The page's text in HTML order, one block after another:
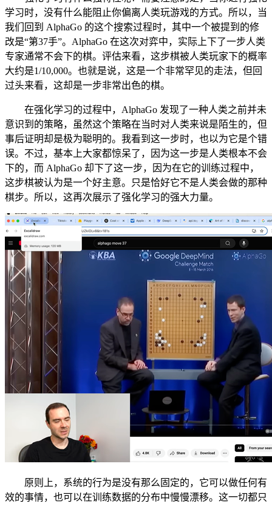
学习时，没有什么能阻止你偏离人类玩游戏的方式。所以，当
我们回到 AlphaGo 的这个搜索过程时，其中一个被提到的修
改是“第37手”。AlphaGo 在这次对弈中，实际上下了一步人类
专家通常不会下的棋。评估来看，这步棋被人类玩家下的概率
大约是1/10,000。也就是说，这是一个非常罕见的走法，但回
过头来看，这却是一步非常出色的棋。
在强化学习的过程中，AlphaGo 发现了一种人类之前并未
意识到的策略，虽然这个策略在当时对人类来说是陌生的，但
事后证明却是极为聪明的。我看到这一步时，也以为它是个错
误。不过，基本上大家都惊呆了，因为这一步是人类根本不会
下的，而 AlphaGo 却下了这一步，因为在它的训练过程中，
这步棋被认为是一个好主意。只是恰好它不是人类会做的那种
棋步。所以，这再次展示了强化学习的强大力量。
原则上，系统的行为是没有那么固定的，它可以做任何有
效的事情，也可以在训练数据的分布中慢慢漂移。这一切都只